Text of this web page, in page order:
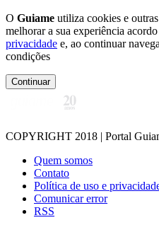
O Guiame utiliza cookies e
melhorar a sua experiência
privacidade e, ao continuar
condições
Continuar
COPYRIGHT 2018 | Portal
Quem somos
Contato
Política de uso e
Comunicar error
RSS